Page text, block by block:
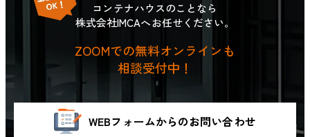
コンテナハウスのことなら
株式会社IMCAへお任せください。
ZOOMでの無料オンラインも
相談受付中！
WEBフォームからのお問い合わせ